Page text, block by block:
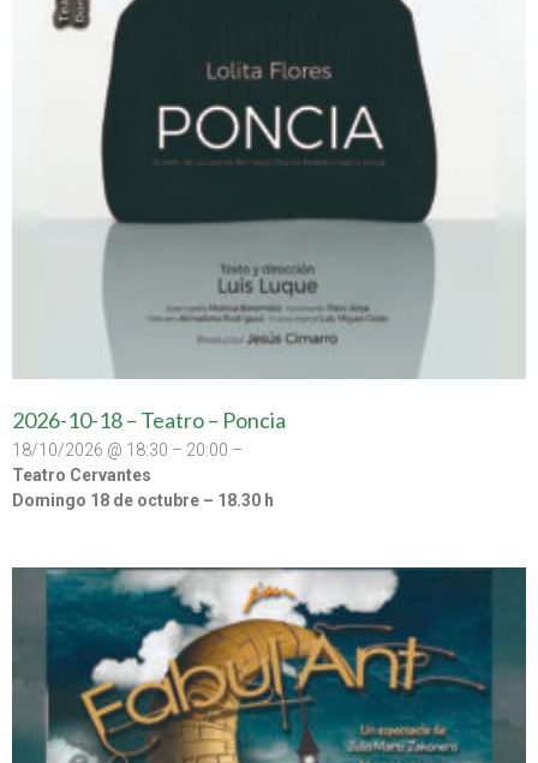
2026-10-18 – Teatro – Poncia
18/10/2026 @ 18:30 – 20:00 –
Teatro Cervantes
Domingo 18 de octubre – 18.30 h